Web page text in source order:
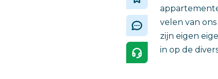
velen van
zijn eigen
in op de